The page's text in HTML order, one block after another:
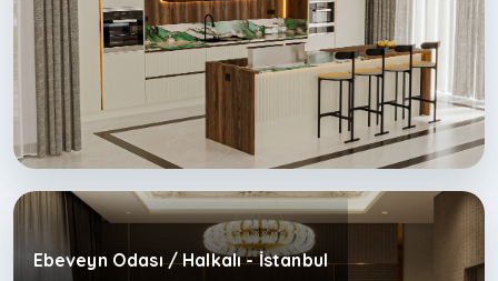
Ebeveyn Odası / Halkalı - İstanbul